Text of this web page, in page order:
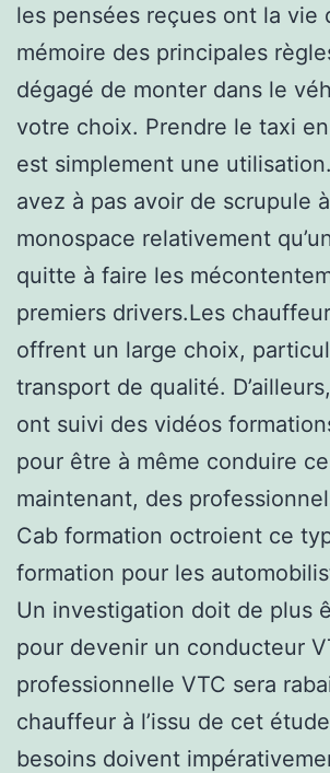
les pensées reçues ont la vie
mémoire des principales
dégagé de monter dans le
votre choix. Prendre le taxi
est simplement une
avez à pas avoir de scrupule
monospace relativement
quitte à faire les
premiers drivers.Les
offrent un large choix,
transport de qualité.
ont suivi des vidéos
pour être à même conduire
maintenant, des
Cab formation octroient ce
formation pour les
Un investigation doit de plus
pour devenir un conducteur
professionnelle VTC sera
chauffeur à l’issu de cet
besoins doivent